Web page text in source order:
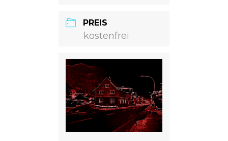
PREIS
kostenfrei